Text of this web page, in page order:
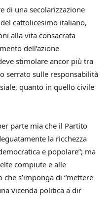
di una secolarizzazione
cattolicesimo italiano,
alla vita consacrata
dell’azione
stimolare ancor più tra
serrato sulle responsabilità
quanto in quello civile
parte mia che il Partito
la ricchezza
e popolare”; ma
compiute e alle
s’imponga di “mettere
vicenda politica a dir